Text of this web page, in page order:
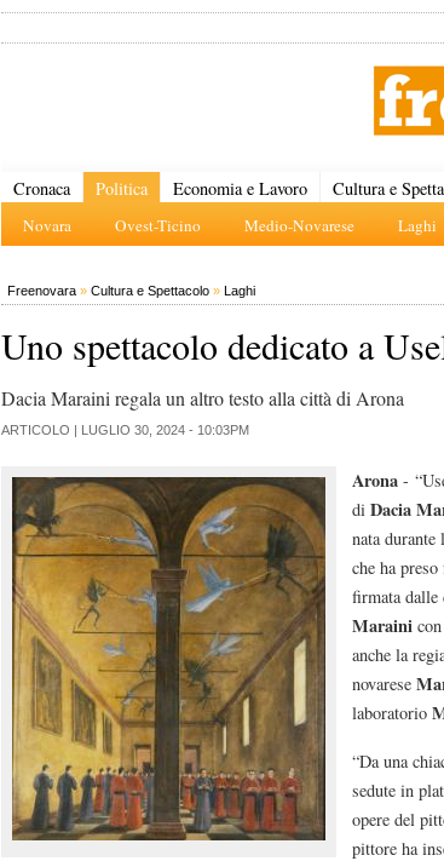
Cronaca Politica
Novara Ovest-Ticino Medio-Novarese Laghi
Economia e Lavoro Cultura e
Freenovara » Cultura e Spettacolo » Laghi
Uno spettacolo dedicato a
Dacia Maraini regala un altro testo alla città di Arona
ARTICOLO | LUGLIO 30, 2024 - 10:03PM
Arona -
di Dacia
nata durante
che ha
firmata
Maraini con
anche la
novarese
laboratorio
“Da una
sedute in
opere del
pittore ha